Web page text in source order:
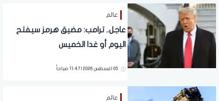
عالم
عاجل.. ترامب: مضيق هرمز سيفتح
اليوم أو غدا الخميس
05 اغسطس 2026 | 11:47 صباحاً
عالم